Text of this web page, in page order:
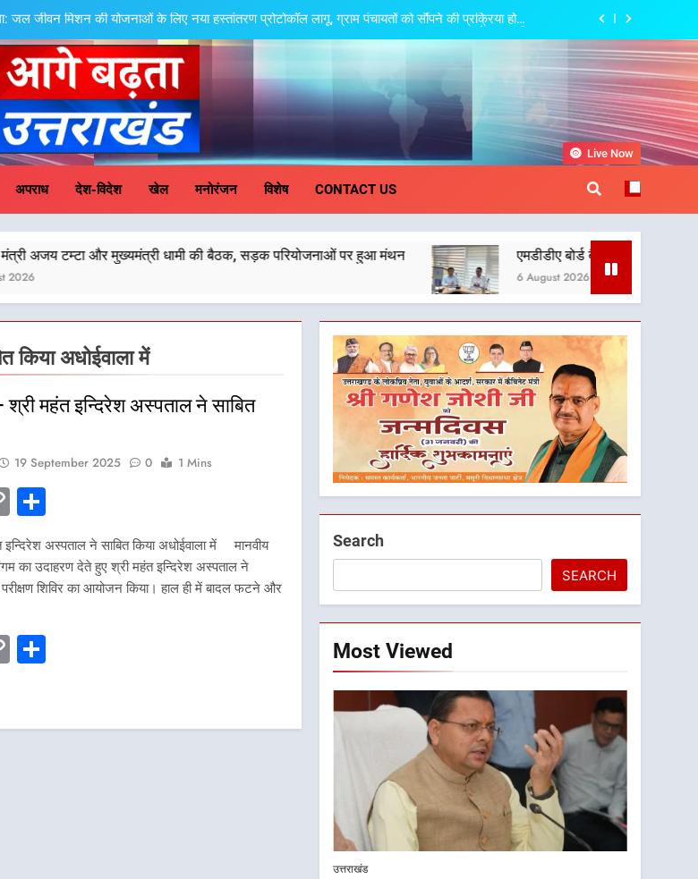
जल जीवन मिशन की योजनाओं के लिए नया हस्तांतरण प्रोटोकॉल लागू, ग्राम पंचायतों को सौंपने की प्रक्रिया होगी
और नेहा जोशी ने कांवड़ यात्रा को बनाया युवा शक्ति, सामाजिक समरसता और भारतीय संस्कृति का सशक्त संदेश
केंद्रीय मंत्री अजय टम्टा और मुख्यमंत्री धामी की बैठक, सड़क परियोजनाओं पर हुआ मंथन
एमडीडीए बोर्ड बैठक में 25 विकास प्रस्तावों को मिली मंजूरी, देहरादून-मसूरी के नियोजित विकास को मिलेगी रफ्तार
और नेहा जोशी ने कांवड़ यात्रा को बनाया युवा शक्ति, सामाजिक समरसता और भारतीय संस्कृति का सशक्त संदेश
केंद्रीय मंत्री अजय टम्टा और मुख्यमंत्री धामी की बैठक, सड़क परियोजनाओं पर हुआ मंथन
एमडीडीए बोर्ड बैठक में 25 विकास प्रस्तावों को मिली मंजूरी, देहरादून-मसूरी के नियोजित विकास को मिलेगी रफ्तार
Uttarakhand
अपराध देश-विदेश खेल मनोरंजन विशेष CONTACT US
Live Now
मुख्यमंत्री धामी की बैठक, सड़क परियोजनाओं पर हुआ मंथन एमडीडीए बोर्ड बैठक में 25 विकास प्रस्तावों को मिली
6 August 2026
किया अधोईवाला में
श्री महंत इन्दिरेश अस्पताल ने साबित
19 September 2025 0 1 Mins
Copy
Link
इन्दिरेश अस्पताल ने साबित किया अधोईवाला में मानवीय
का उदाहरण देते हुए श्री महंत इन्दिरेश अस्पताल ने
परीक्षण शिविर का आयोजन किया। हाल ही में बादल फटने और
Copy
Search
SEARCH
Most Viewed
उत्तराखंड
मुख्यमंत्री धामी के प्रयासों से
बनबसा रेलवे स्टेशन पर अछनेरा-
टनकपुर एक्सप्रेस का ठहराव हुआ
स्वीकृत
उत्तराखंड
6